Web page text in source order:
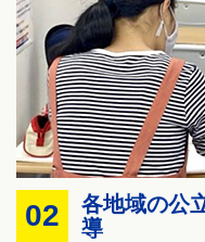
02
各地域の公
導